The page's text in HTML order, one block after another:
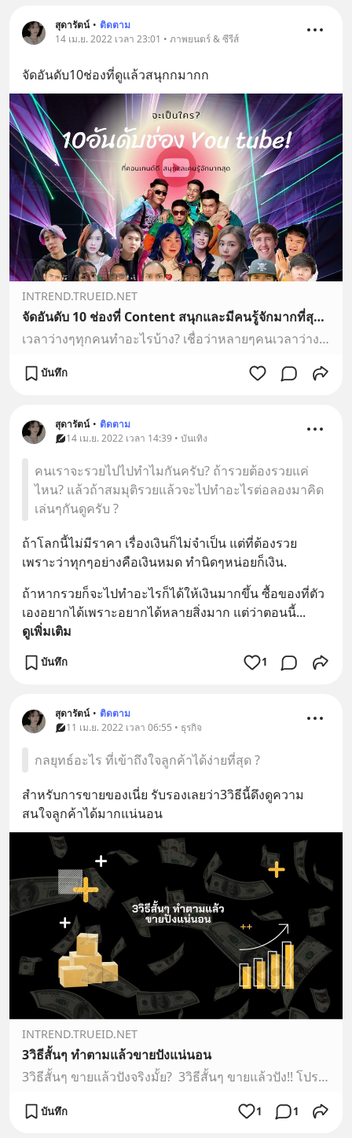
สุดารัตน์ • ติดตาม
14 เม.ย. 2022 เวลา 23:01 • ภาพยนตร์ & ซีรีส์
จัดอันดับ10ช่องที่ดูแล้วสนุกกมากก
INTREND.TRUEID.NET
จัดอันดับ 10 ช่องที่ Content สนุกและมีคนรู้จักมากที่สุด !!
เวลาว่างๆทุกคนทำอะไรบ้าง? เชื่อว่าหลายๆคนเวลาว่างก็ต้องดูวิดีโอทางช่อง Youtube แน่นอน ว่าแต่ทุกคนดูช่องอะไรกันบ้าง? ซึ่งวันนี้ได้จัดอันดับของ 10 ช่อง YouTubeที่มีแต่เนื้อหาน่าสนใจและเป็นช่องที่คนรู้จั
บันทึก
สุดารัตน์ • ติดตาม
14 เม.ย. 2022 เวลา 14:39 • บันเทิง
คนเราจะรวยไปไปทำไมกันครับ? ถ้ารวยต้องรวยแค่
ไหน? แล้วถ้าสมมุติรวยแล้วจะไปทำอะไรต่อลองมาคิด
เล่นๆกันดูครับ ?
ถ้าโลกนี้ไม่มีราคา เรื่องเงินก็ไม่จำเป็น แต่ที่ต้องรวย
เพราะว่าทุกๆอย่างคือเงินหมด ทำนิดๆหน่อยก็เงิน.
ถ้าหากรวยก็จะไปทำอะไรก็ได้ให้เงินมากขึ้น ซื้อของที่ตัว
เองอยากได้เพราะอยากได้หลายสิ่งมาก แต่ว่าตอนนี้...
ดูเพิ่มเติม
บันทึก 1
สุดารัตน์ • ติดตาม
11 เม.ย. 2022 เวลา 06:55 • ธุรกิจ
กลยุทธ์อะไร ที่เข้าถึงใจลูกค้าได้ง่ายที่สุด ?
สำหรับการขายของเนี่ย รับรองเลยว่า3วิธีนี้ดึงดูความ
สนใจลูกค้าได้มากแน่นอน
INTREND.TRUEID.NET
3วิธีสั้นๆ ทำตามแล้วขายปังแน่นอน
3วิธีสั้นๆ ขายแล้วปังจริงมั้ย?​​​​​ ​​​ 3วิธีสั้นๆ ขายแล้วปัง!! โปรโมชั่น ฮิตตามสถานการณ์ น่าเชื่อถือ 3วิธีนี้มันขายแล้วดีจริงมั้ย. ไปดูกัน!!! การขายของออนไลน์ เป็นที่นิยมมากในตอนนี้ เนื่องจา
บันทึก 1 1